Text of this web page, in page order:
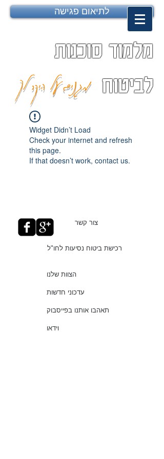
לתיאום פגישה
מלמוד סוכנות
לביטוח מגנים על היקר לך
Widget Didn’t Load
Check your internet and refresh
this page.
If that doesn’t work, contact us.
צור קשר
רכישת ביטוח נסיעות לחו"ל
הצוות שלנו
עדכוני חדשות
תאהבו אותנו בפייסבוק
וידאו